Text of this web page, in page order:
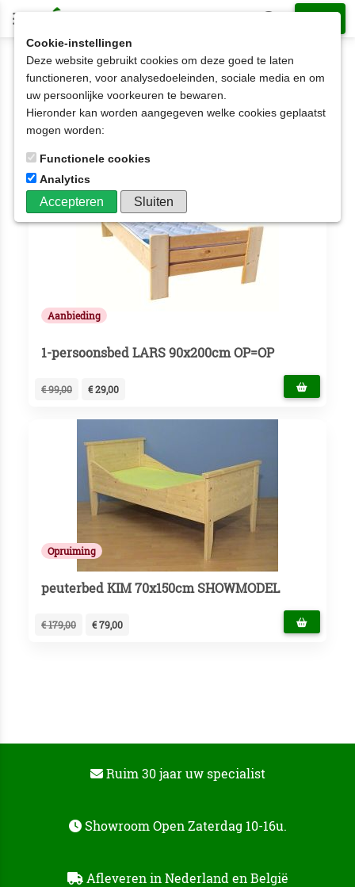
OPRUIMING SHOWMODELLEN
OPRUIMING SHOWMODELLEN
Aantal artikelen: 2
Aanbieding
1-persoonsbed LARS 90x200cm OP=OP
€ 99,00 € 29,00
Opruiming
peuterbed KIM 70x150cm SHOWMODEL
€ 179,00 € 79,00
Ruim 30 jaar uw specialist
Showroom Open Zaterdag 10-16u.
Afleveren in Nederland en België
Cookie-instellingen
Deze website gebruikt cookies om deze goed te laten
functioneren, voor analysedoeleinden, sociale media en om
uw persoonlijke voorkeuren te bewaren.
Hieronder kan worden aangegeven welke cookies geplaatst
mogen worden:
Functionele cookies
Analytics
Accepteren Sluiten